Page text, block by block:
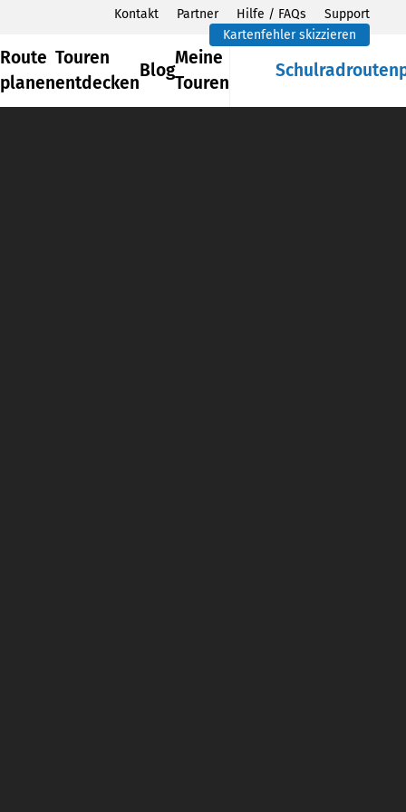
Kontakt Partner Hilfe / FAQs
Support
Kartenfehler skizzieren
Route
planen
Touren
entdecken
Blog
Meine
Touren